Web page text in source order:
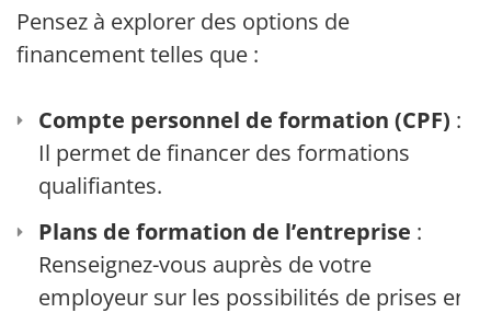
Pensez à explorer des options de
financement telles que :
Compte personnel de formation (CPF) :
Il permet de financer des formations
qualifiantes.
Plans de formation de l’entreprise :
Renseignez-vous auprès de votre
employeur sur les possibilités de prises en